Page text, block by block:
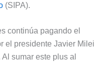
(SIPA).
continúa pagando el
el presidente Javier Milei
Al sumar este plus al